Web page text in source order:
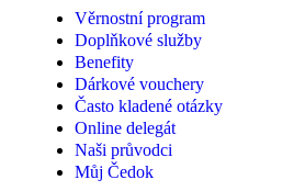
Věrnostní program
Doplňkové služby
Benefity
Dárkové vouchery
Často kladené otázky
Online delegát
Naši průvodci
Můj Čedok